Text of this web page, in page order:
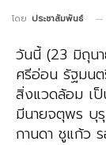
โดย ประชาสัมพันธ์
วันนี้ (23 มิถุน
ศรีอ่อน รัฐมนต
สิ่งแวดล้อม เป็
มีนายจตุพร บุ
กานดา ชูแก้ว